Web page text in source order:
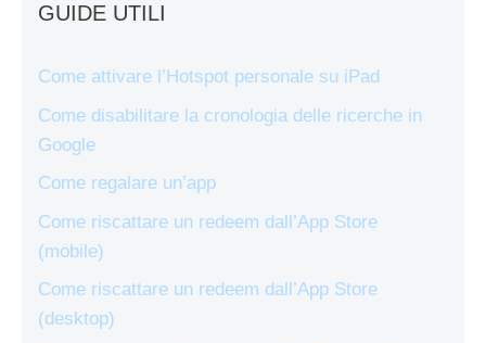
GUIDE UTILI
Come attivare l’Hotspot personale su iPad
Come disabilitare la cronologia delle ricerche in
Google
Come regalare un’app
Come riscattare un redeem dall’App Store
(mobile)
Come riscattare un redeem dall’App Store
(desktop)